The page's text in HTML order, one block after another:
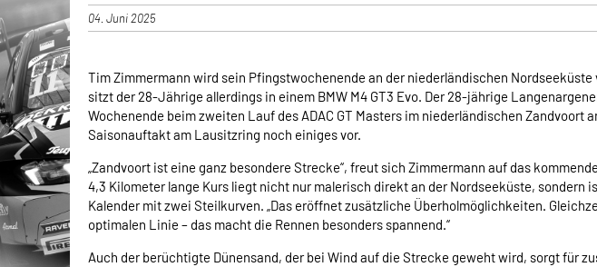
04. Juni 2025
Tim Zimmermann wird sein Pfingstwochenende an der niederländischen
sitzt der 28-Jährige allerdings in einem BMW M4 GT3 Evo. Der 28-jährige
Wochenende beim zweiten Lauf des ADAC GT Masters im niederländischen Zandvoort
Saisonauftakt am Lausitzring noch einiges vor.
„Zandvoort ist eine ganz besondere Strecke“, freut sich Zimmermann auf das
4,3 Kilometer lange Kurs liegt nicht nur malerisch direkt an der Nordseeküste, sondern
Kalender mit zwei Steilkurven. „Das eröffnet zusätzliche Überholmöglichkeiten.
optimalen Linie – das macht die Rennen besonders spannend.“
Auch der berüchtigte Dünensand, der bei Wind auf die Strecke geweht wird, sorgt für